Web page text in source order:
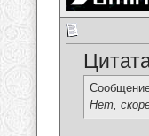
Нет,